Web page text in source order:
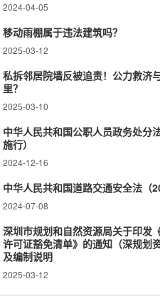
2024-04-05
移动雨棚属于违法建筑吗？
2025-03-12
私拆邻居院墙反被追责！公力救济
里？‌
2025-03-10
中华人民共和国公职人员政务处分
施行）
2024-12-16
中华人民共和国道路交通安全法（
2024-07-08
深圳市规划和自然资源局关于印发
许可证豁免清单》的通知（深规划
及编制说明
2025-03-12